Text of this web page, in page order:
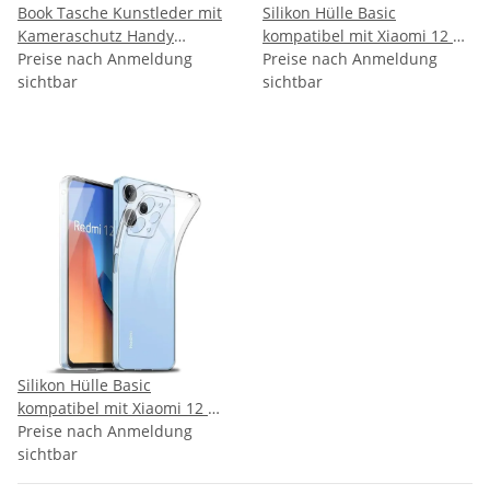
Book Tasche Kunstleder mit
Kameraschutz Handy
Tasche kompatibel mit
Xiaomi 12 5G - Schwarz
Preise nach Anmeldung
sichtbar
Silikon Hülle Basic
kompatibel mit Xiaomi 12 5G
Schwarz
Preise nach Anmeldung
sichtbar
Silikon Hülle Basic
kompatibel mit Xiaomi 12 5G
Transparent
Preise nach Anmeldung
sichtbar